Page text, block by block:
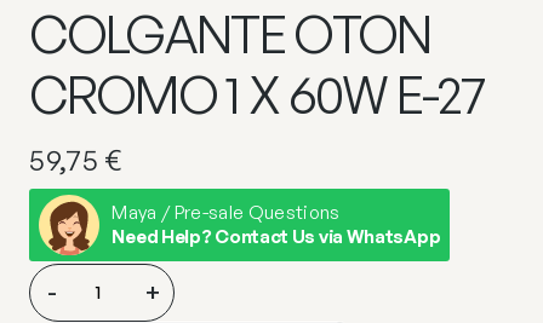
COLGANTE OTON
CROMO 1 X 60W E-27
59,75 €
Maya / Pre-sale Questions
Need Help? Contact Us via WhatsApp
COLGANTE
OTON
- +